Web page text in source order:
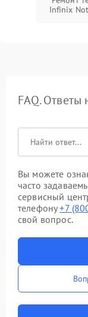
Infinix
FAQ.
Вы можете
часто
сервисный
телефону+7
свой вопрос.